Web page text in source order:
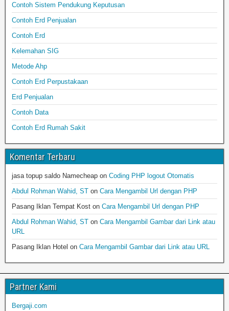
Contoh Sistem Pendukung Keputusan
Contoh Erd Penjualan
Contoh Erd
Kelemahan SIG
Metode Ahp
Contoh Erd Perpustakaan
Erd Penjualan
Contoh Data
Contoh Erd Rumah Sakit
Komentar Terbaru
jasa topup saldo Namecheap on Coding PHP logout Otomatis
Abdul Rohman Wahid, ST on Cara Mengambil Url dengan PHP
Pasang Iklan Tempat Kost on Cara Mengambil Url dengan PHP
Abdul Rohman Wahid, ST on Cara Mengambil Gambar dari Link atau
URL
Pasang Iklan Hotel on Cara Mengambil Gambar dari Link atau URL
Partner Kami
Bergaji.com